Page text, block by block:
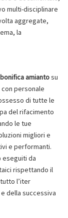
multi-disciplinare
aggregate,
la
bonifica amiantosu
personale
di tutte le
del rifacimento
le tue
migliori e
e performanti.
eseguiti da
rispettando il
l’iter
della successiva